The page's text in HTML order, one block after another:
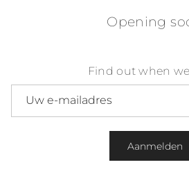
Opening
Find out when
Aanmelden